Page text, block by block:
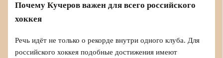
Почему Кучеров важен для всего российского
хоккея
Речь идёт не только о рекорде внутри одного клуба. Для
российского хоккея подобные достижения имеют